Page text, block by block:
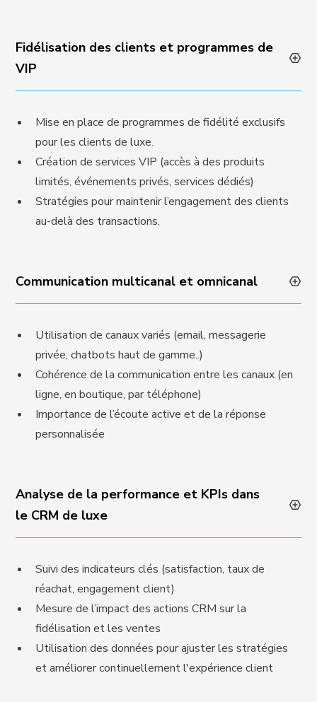
Fidélisation des clients et programmes de
VIP
Mise en place de programmes de fidélité exclusifs
pour les clients de luxe.
Création de services VIP (accès à des produits
limités, événements privés, services dédiés)
Stratégies pour maintenir l’engagement des clients
au-delà des transactions.
Communication multicanal et omnicanal
Utilisation de canaux variés (email, messagerie
privée, chatbots haut de gamme..)
Cohérence de la communication entre les canaux (en
ligne, en boutique, par téléphone)
Importance de l’écoute active et de la réponse
personnalisée
Analyse de la performance et KPIs dans
le CRM de luxe
Suivi des indicateurs clés (satisfaction, taux de
réachat, engagement client)
Mesure de l’impact des actions CRM sur la
fidélisation et les ventes
Utilisation des données pour ajuster les stratégies
et améliorer continuellement l'expérience client